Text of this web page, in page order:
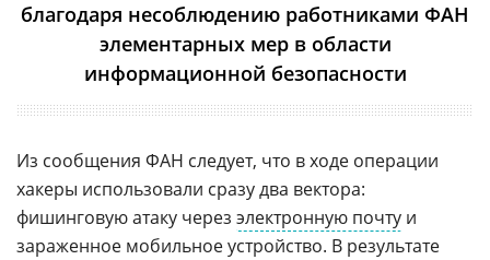
благодаря несоблюдению работниками ФАН
элементарных мер в области
информационной безопасности
Из сообщения ФАН следует, что в ходе операции
хакеры использовали сразу два вектора:
фишинговую атаку через электронную почту и
зараженное мобильное устройство. В результате